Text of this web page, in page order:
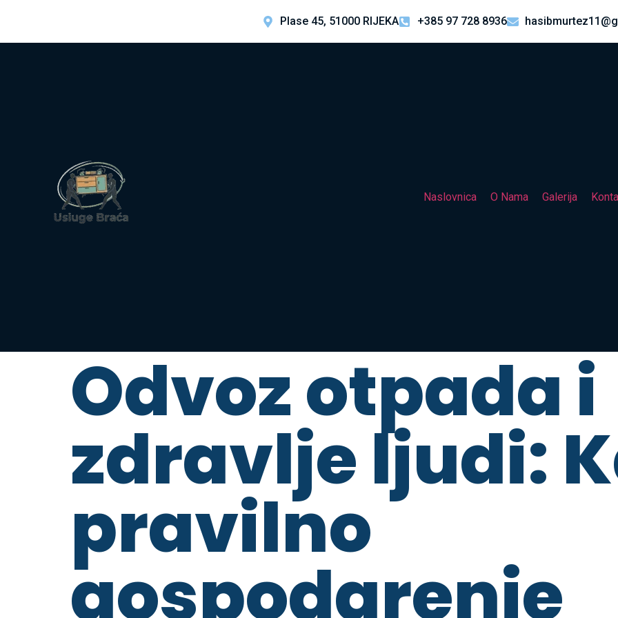
Plase 45, 51000 RIJEKA +385 97 728 8936
Naslovnica O Nama Galerija
Odvoz otpada i
zdravlje ljudi:
pravilno
gospodarenje